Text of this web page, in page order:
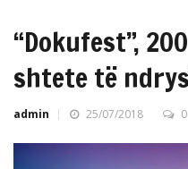
“Dokufest”,
shtete të
admin 25/07/2018